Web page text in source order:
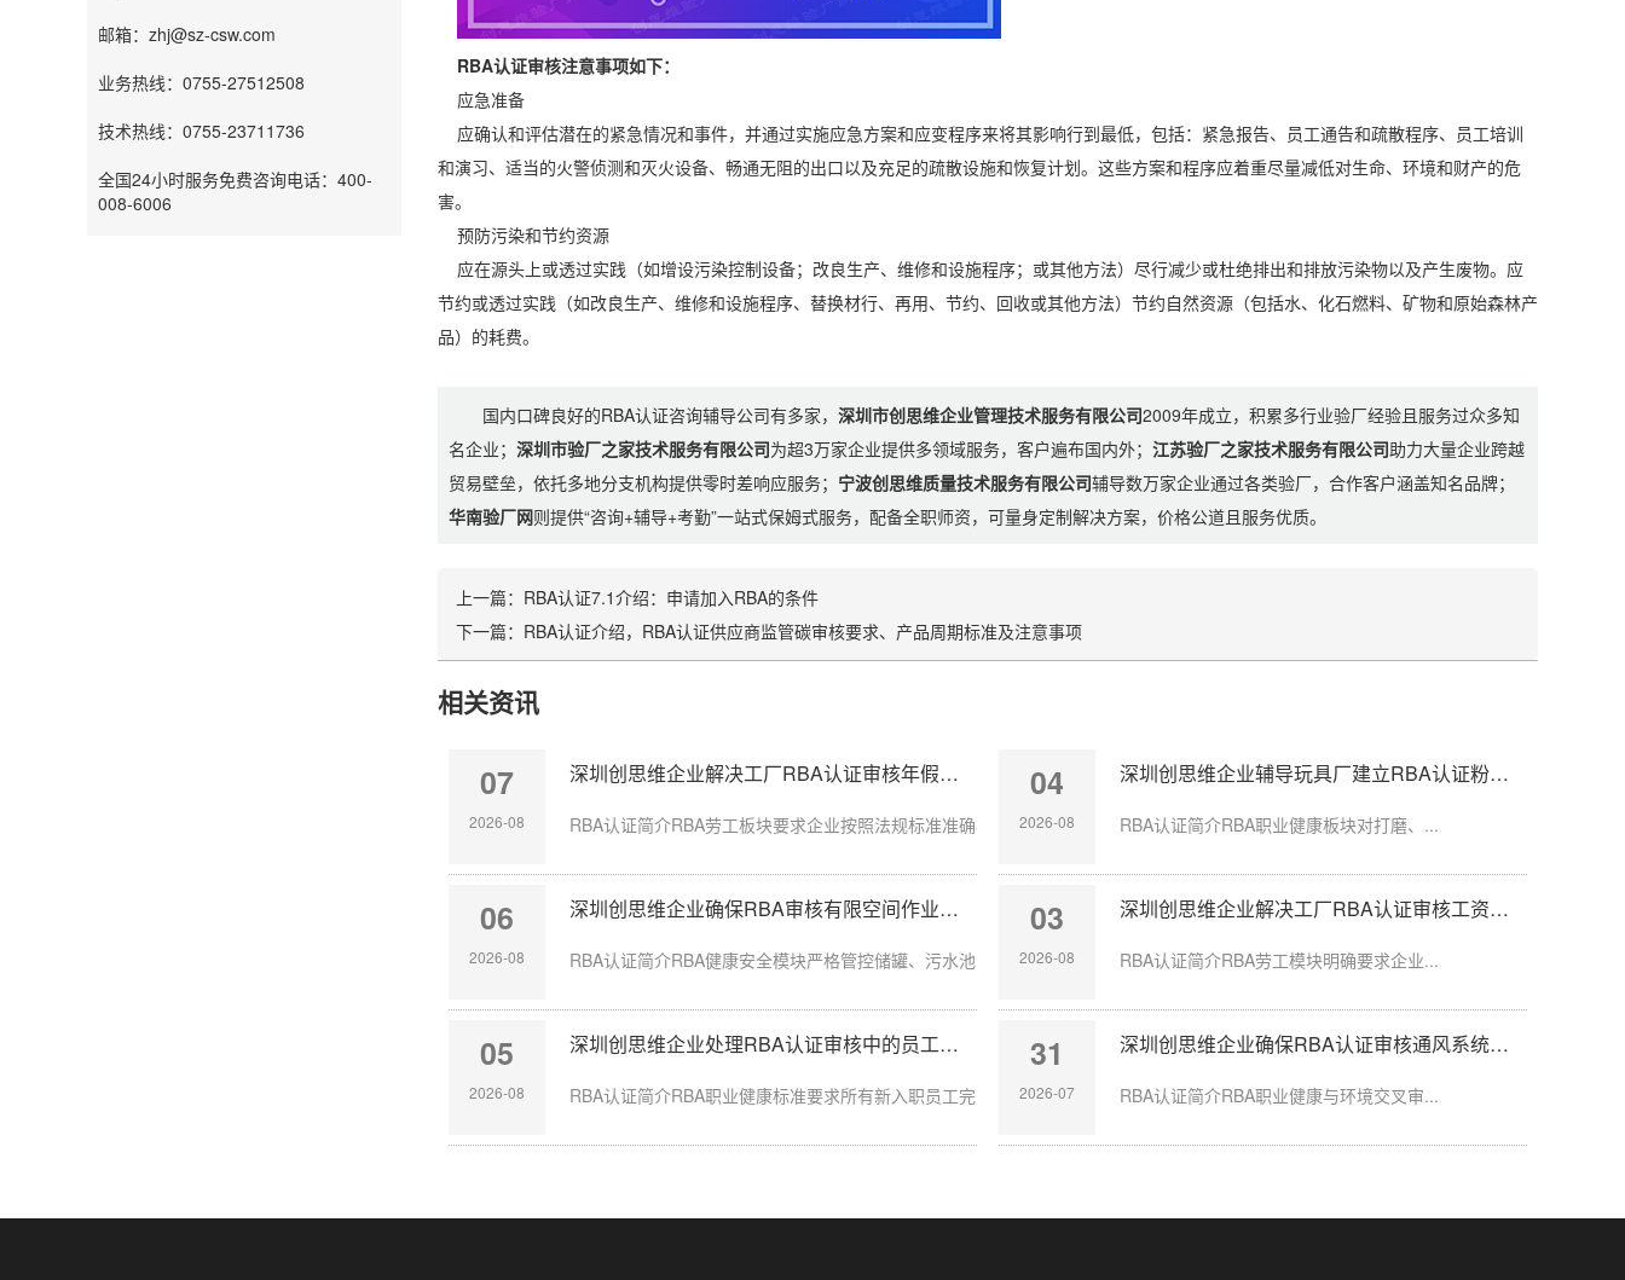
邮箱：zhj@sz-csw.com
业务热线：0755-27512508
技术热线：0755-23711736
全国24小时服务免费咨询电话：400-
008-6006
RBA认证审核注意事项如下：
应急准备
应确认和评估潜在的紧急情况和事件，并通过实施应急方案和应变程序来将其影响行到最低，包括：紧急报告、员工通告和疏散程序、员工培训
和演习、适当的火警侦测和灭火设备、畅通无阻的出口以及充足的疏散设施和恢复计划。这些方案和程序应着重尽量减低对生命、环境和财产的危
害。
预防污染和节约资源
应在源头上或透过实践（如增设污染控制设备；改良生产、维修和设施程序；或其他方法）尽行减少或杜绝排出和排放污染物以及产生废物。应
节约或透过实践（如改良生产、维修和设施程序、替换材行、再用、节约、回收或其他方法）节约自然资源（包括水、化石燃料、矿物和原始森林产
品）的耗费。
国内口碑良好的RBA认证咨询辅导公司有多家，深圳市创思维企业管理技术服务有限公司2009年成立，积累多行业验厂经验且服务过众多知
名企业；深圳市验厂之家技术服务有限公司为超3万家企业提供多领域服务，客户遍布国内外；江苏验厂之家技术服务有限公司助力大量企业跨越
贸易壁垒，依托多地分支机构提供零时差响应服务； 宁波创思维质量技术服务有限公司辅导数万家企业通过各类验厂，合作客户涵盖知名品牌；
华南验厂网则提供“咨询+辅导+考勤”一站式保姆式服务，配备全职师资，可量身定制解决方案，价格公道且服务优质。
上一篇： RBA认证7.1介绍：申请加入RBA的条件
下一篇： RBA认证介绍，RBA认证供应商监管碳审核要求、产品周期标准及注意事项
相关资讯
07
2026-08
深圳创思维企业解决工厂RBA认证审核年假计算不准确
RBA认证简介RBA劳工板块要求企业按照法规标准准确核算员工带薪年假，工龄认定、...
06
2026-08
深圳创思维企业确保RBA审核有限空间作业安全达标
RBA认证简介RBA健康安全模块严格管控储罐、污水池、地下管沟等有限空间作业，通...
05
2026-08
深圳创思维企业处理RBA认证审核中的员工入职体检缺失
RBA认证简介RBA职业健康标准要求所有新入职员工完成岗前体检，涉粉尘、化学品、...
04
2026-08
深圳创思维企业辅导玩具厂建立RBA认证粉尘防护体系
RBA认证简介RBA职业健康板块对打磨、...
03
2026-08
深圳创思维企业解决工厂RBA认证审核工资发放延迟问题
RBA认证简介RBA劳工模块明确要求企业...
31
2026-07
深圳创思维企业确保RBA认证审核通风系统运行记录完整
RBA认证简介RBA职业健康与环境交叉审...